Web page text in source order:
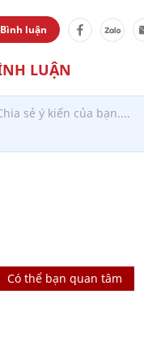
Bình luận
Có thể bạn quan tâm